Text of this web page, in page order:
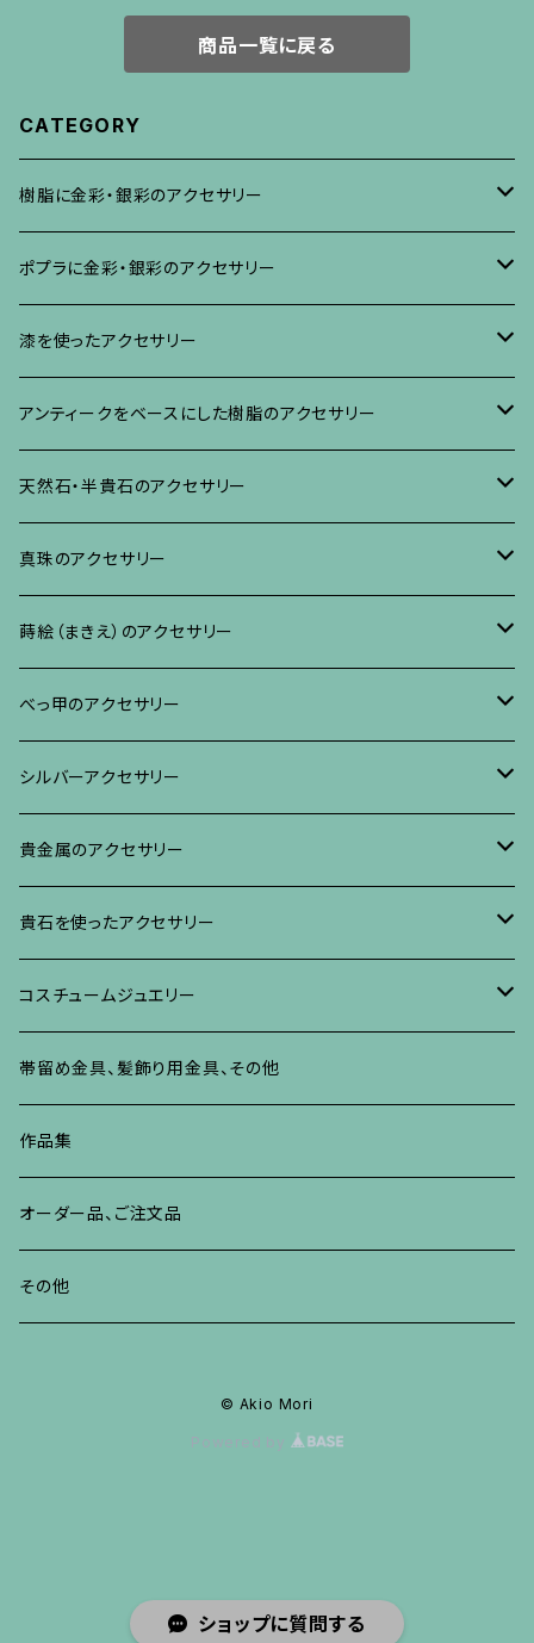
ショップに質問する
商品一覧に戻る
CATEGORY
樹脂に金彩・銀彩のアクセサリー
ブローチ
イヤリング・ピアス
ネックレス、その他
ポプラに金彩・銀彩のアクセサリー
ブローチ
イヤリング、ピアス
ネックレス、ペンダント
ブレスレット、バングル、その他
漆を使ったアクセサリー
ブローチ
イヤリング・ピアス
ネックレス・ペンダント
リング
ブレスレット・バングル、その他
アンティークをベースにした樹脂のアクセサリー
ブローチ
イヤリング・ピアス
ネックレス、ペンダント
ブレスレット、その他
天然石・半貴石のアクセサリー
ブローチ
イヤリング・ピアス
ネックレス、ペンダント
リング
ブレスレット、その他
真珠のアクセサリー
ブローチ
イヤリング・ピアス
ネックレス、ペンダント
リング
ブレスレット、その他
蒔絵（まきえ）のアクセサリー
べっ甲に蒔絵のアクセサリー
ブローチ
イヤリング・ピアス
真珠に蒔絵のアクセサリー
ブローチ
イヤリング、ピアス
水晶に蒔絵のアクセサリー
ブローチ
イヤリング、ピアス
朴の木やポプラに蒔絵のアクセサリー
ブローチ
イヤリング・ピアス
その他の蒔絵のアクセサリー
べっ甲のアクセサリー
ブローチ
イヤリング、ピアス
ネックレス、ペンダント
リング
ブレスレット、バングル、その他
シルバーアクセサリー
ブローチ
イヤリング、ピアス
ネックレス、ペンダント
リング
ブレスレット、バングル、その他
貴金属のアクセサリー
ブローチ
イヤリング、ピアス
ネックレス、ペンダント
ブレスレット、その他
リング
貴石を使ったアクセサリー
ブローチ
イヤリング、ピアス
ネックレス、ペンダント
リング
ブレスレット、バングル
コスチュームジュエリー
ブローチ
イヤリング、ピアス
ネックレス、ペンダント
リング
帯留め金具、髪飾り用金具、その他
作品集
オーダー品、ご注文品
その他
© Akio Mori
Powered by